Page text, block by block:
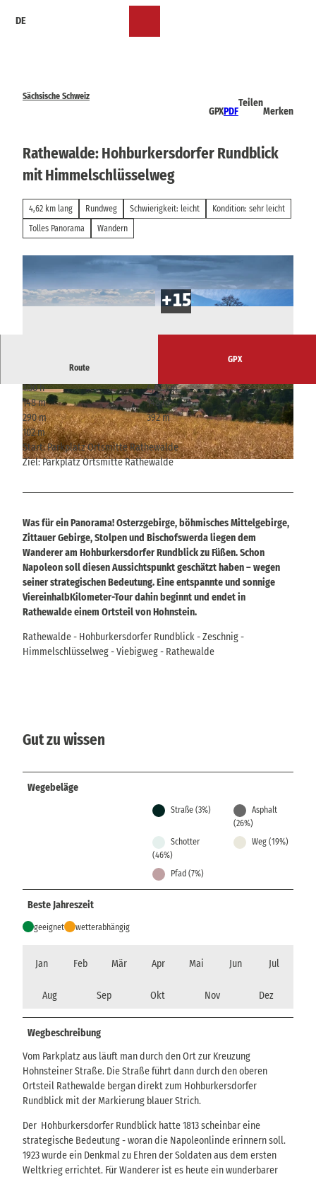
DE
Sächsische Schweiz
GPXPDF
Teilen
Merken
Rathewalde: Hohburkersdorfer Rundblick
mit Himmelschlüsselweg
4,62 km lang Rundweg Schwierigkeit: leicht
Kondition: sehr leicht
Tolles Panorama
Wandern
© Sebastian Thiel, Tourismusverband Sächsische Schweiz
© Yvonne Brückner, Tourismusverband Sächsis
che Schweiz |CC-BY-SA
© Yvonne Brückner, Tourismusverband Sächsis
che Schweiz |CC-BY-SA
Route
GPX
1:30 h
4,62 km
148 m
148 m
290 m
392 m
102 m
Start: Parkplatz Ortsmitte Rathewalde
Ziel: Parkplatz Ortsmitte Rathewalde
Was für ein Panorama! Osterzgebirge, böhmisches Mittelgebirge,
Zittauer Gebirge, Stolpen und Bischofswerda liegen dem
Wanderer am Hohburkersdorfer Rundblick zu Füßen. Schon
Napoleon soll diesen Aussichtspunkt geschätzt haben – wegen
seiner strategischen Bedeutung. Eine entspannte und sonnige
ViereinhalbKilometer-Tour dahin beginnt und endet in
Rathewalde einem Ortsteil von Hohnstein.
Rathewalde - Hohburkersdorfer Rundblick - Zeschnig -
Himmelschlüsselweg - Viebigweg - Rathewalde
Gut zu wissen
Wegebeläge
Straße (3%)
Asphalt
(26%)
Schotter
(46%)
Weg (19%)
Pfad (7%)
Beste Jahreszeit
geeignet wetterabhängig
Jan Feb Mär Apr Mai Jun Jul
Aug Sep Okt Nov Dez
Wegbeschreibung
Vom Parkplatz aus läuft man durch den Ort zur Kreuzung
Hohnsteiner Straße. Die Straße führt dann durch den oberen
Ortsteil Rathewalde bergan direkt zum Hohburkersdorfer
Rundblick mit der Markierung blauer Strich.
Der Hohburkersdorfer Rundblick hatte 1813 scheinbar eine
strategische Bedeutung - woran die Napoleonlinde erinnern soll.
1923 wurde ein Denkmal zu Ehren der Soldaten aus dem ersten
Weltkrieg errichtet. Für Wanderer ist es heute ein wunderbarer